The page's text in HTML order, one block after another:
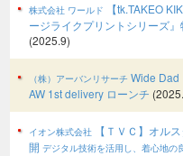
株式会社 ワールド
【tk.TAKEO
ージライクプリントシリーズ
(2025.9)
（株）アーバンリサーチ Wide Dad
AW 1st delivery ローンチ
イオン株式会社 【ＴＶＣ】オル
開 デジタル技術を活用し、着心地の